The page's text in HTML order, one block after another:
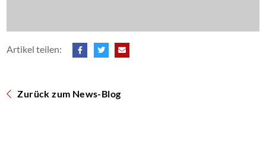
Artikel teilen:
Zurück zum News-Blog